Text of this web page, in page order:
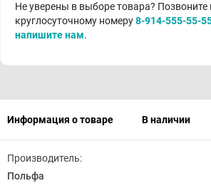
Не уверены в выборе товара? Позвоните
круглосуточному номеру8-914-555-55-
напишите нам.
Информация о товаре В наличии
Производитель:
Польфа